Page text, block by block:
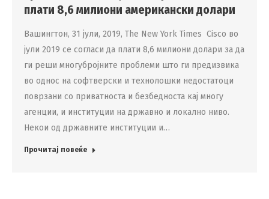
плати 8,6 милиони американски долари
Вашингтон, 31 јули, 2019, Тhe New York Times Cisco во
јули 2019 се согласи да плати 8,6 милиони долари за да
ги реши многубројните проблеми што ги предизвика
во однос на софтверски и технолошки недостатоци
поврзани со приватноста и безбедноста кај многу
агенции, и институции на државно и локално ниво.
Некои од државните институции и…
Прочитај повеќе